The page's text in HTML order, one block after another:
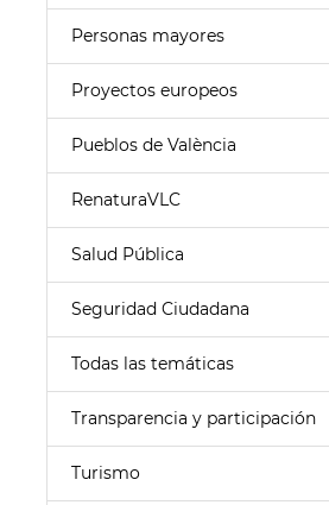
Personas mayores
Proyectos europeos
Pueblos de València
RenaturaVLC
Salud Pública
Seguridad Ciudadana
Todas las temáticas
Transparencia y participación
Turismo